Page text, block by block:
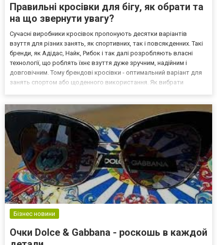
Правильні кросівки для бігу, як обрати та
на що звернути увагу?
Сучасні виробники кросівок пропонують десятки варіантів
взуття для різних занять, як спортивних, так і повсякденних. Такі
бренди, як Адідас, Найк, Рибок і так далі розробляють власні
технології, що роблять їхнє взуття дуже зручним, надійним і
довговічним. Тому брендові кросівки - оптимальний варіант для
занять спортом або щоденного використання. Як вибрати
Бізнес новини
Очки Dolce & Gabbana - роскошь в каждой